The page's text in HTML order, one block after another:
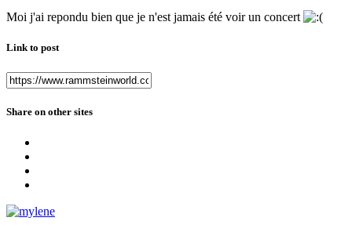
Moi j'ai repondu bien que je n'est jamais été voir un concert
Link to post
Share on other sites